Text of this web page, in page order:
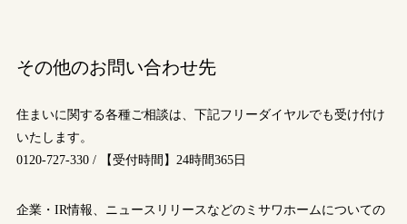
その他のお問い合わせ先
住まいに関する各種ご相談は、下記フリーダイヤルでも受け付け
いたします。
0120-727-330 / 【受付時間】24時間365日
企業・IR情報、ニュースリリースなどのミサワホームについての